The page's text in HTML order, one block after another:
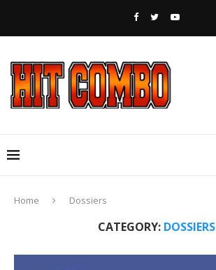
Home Dossiers
CATEGORY: DOSSIERS